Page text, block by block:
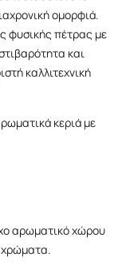
ομορφιά.
φυσικής πέτρας με
και
καλλιτεχνική
κεριά με
αρωματικό χώρου